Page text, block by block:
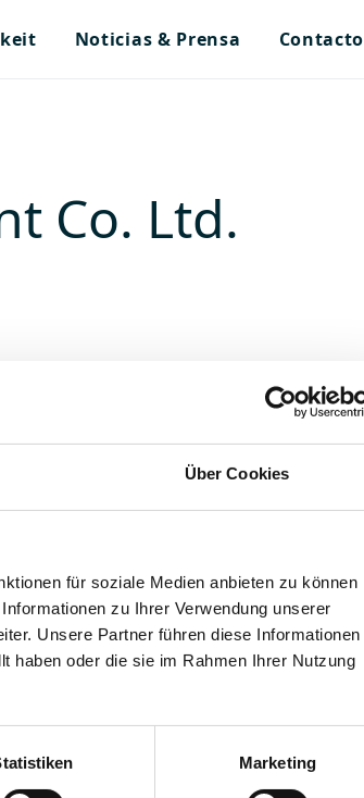
Über Cookies
für soziale Medien anbieten zu können
zu Ihrer Verwendung unserer
Unsere Partner führen diese Informationen
haben oder die sie im Rahmen Ihrer Nutzung
Marketing
Noticias & Prensa Contacto
Co. Ltd.